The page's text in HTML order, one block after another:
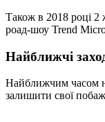
Також в 2018 році 2
роад-шоу Trend
Найближчі
Найближчим часом
залишити свої